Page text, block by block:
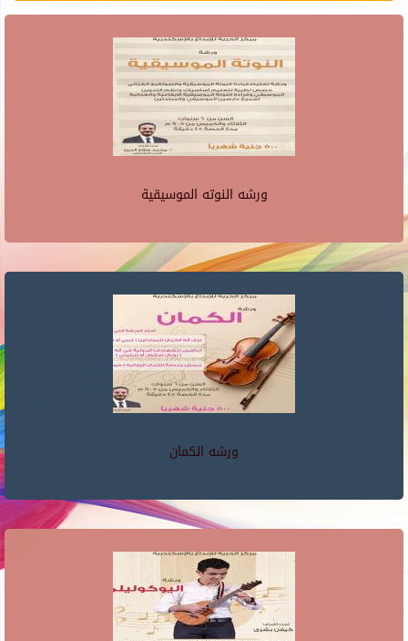
ورشه النوته الموسيقية
ورشه الكمان